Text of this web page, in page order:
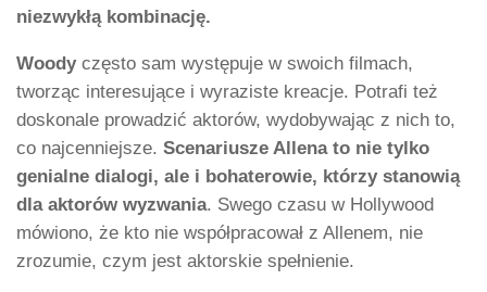
niezwykłą kombinację.
Woodyczęsto sam występuje w swoich filmach,
tworząc interesujące i wyraziste kreacje. Potrafi też
doskonale prowadzić aktorów, wydobywając z nich to,
co najcenniejsze. Scenariusze Allena to nie tylko
genialne dialogi, ale i bohaterowie, którzy stanowią
dla aktorów wyzwania. Swego czasu w Hollywood
mówiono, że kto nie współpracował z Allenem, nie
zrozumie, czym jest aktorskie spełnienie.